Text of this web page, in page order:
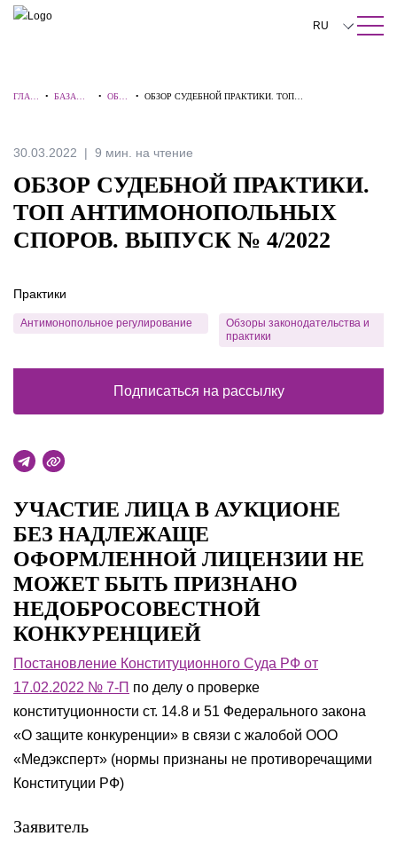
ПОИСК ПО САЙТУ Закрыть
RU
Italiano
ГЛАВ
•БАЗА
•ОБЗО
•ОБЗОР СУДЕБНОЙ ПРАКТИКИ. ТОП
30.03.2022 9 мин. на чтение
ОБЗОР СУДЕБНОЙ ПРАКТИКИ.
ТОП АНТИМОНОПОЛЬНЫХ
СПОРОВ. ВЫПУСК № 4/2022
УЧАСТИЕ ЛИЦА В АУКЦИОНЕ
БЕЗ НАДЛЕЖАЩЕ
ОФОРМЛЕННОЙ ЛИЦЕНЗИИ НЕ
МОЖЕТ БЫТЬ ПРИЗНАНО
НЕДОБРОСОВЕСТНОЙ
КОНКУРЕНЦИЕЙ
Постановление Конституционного Суда РФ от
17.02.2022 № 7-П по делу о проверке
конституционности ст. 14.8 и 51 Федерального закона
«О защите конкуренции» в связи с жалобой ООО
«Медэксперт» (нормы признаны не противоречащими
Конституции РФ)
Заявитель
Практики
Антимонопольное регулирование
Обзоры законодательства и
практики
Подписаться на рассылку